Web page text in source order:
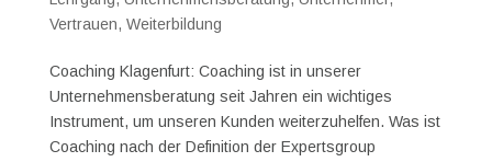
Vertrauen, Weiterbildung
Coaching Klagenfurt: Coaching ist in unserer
Unternehmensberatung seit Jahren ein wichtiges
Instrument, um unseren Kunden weiterzuhelfen. Was ist
Coaching nach der Definition der Expertsgroup